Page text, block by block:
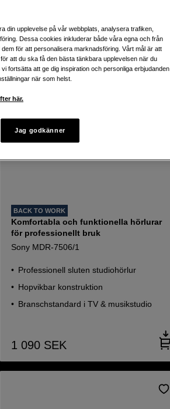
BACK TO WORK
Komfortabla och funktionella hörlurar
för professionellt bruk
Sony MDR-7506/1
Professionell sluten studiohörlur
Hopvikbar konstruktion
Branschstandard i TV & musikstudio
1 090 SEK
din upplevelse på vår webbplats, analysera trafiken,
Dessa cookies inkluderar både våra egna och från
för att personalisera marknadsföring. Vårt mål är att
att du ska få den bästa tänkbara upplevelsen när du
fortsätta att ge dig inspiration och personliga erbjudanden
när som helst.
här.
Jag godkänner